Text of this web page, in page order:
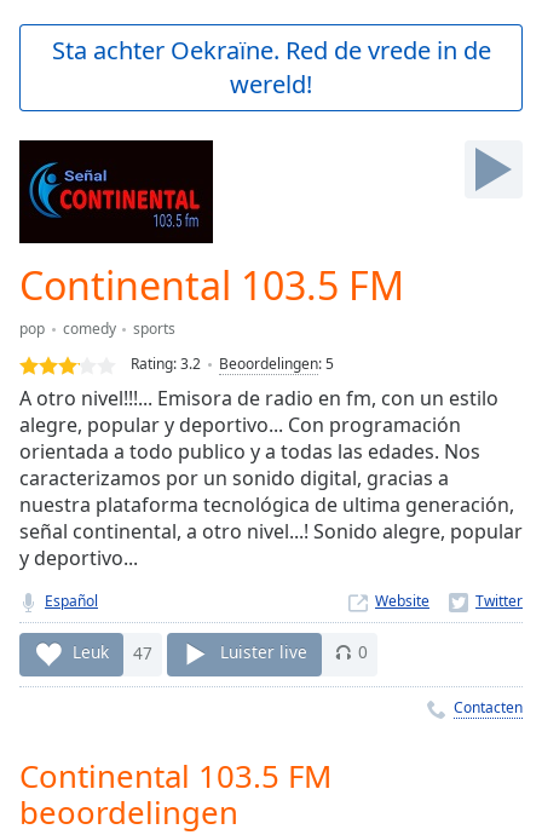
Skip
Skip
Forward
Mute
Loaded:
0.00%
Stream
TypeLIVE
Seek to
currently
behind
LIVE
Remaining
Time-
Playback
Chapters
Sta achter Oekraïne. Red de vrede in de
wereld!
Continental 103.5 FM
pop comedy
sports
Rating:3.2 Beoordelingen:5
A otro nivel!!!... Emisora de radio en fm, con un estilo
alegre, popular y deportivo... Con programación
orientada a todo publico y a todas las edades. Nos
caracterizamos por un sonido digital, gracias a
nuestra plataforma tecnológica de ultima generación,
señal continental, a otro nivel...! Sonido alegre, popular
y deportivo...
Español Website
Leuk 47 Luister live 0
Contacten
Continental 103.5 FM
beoordelingen